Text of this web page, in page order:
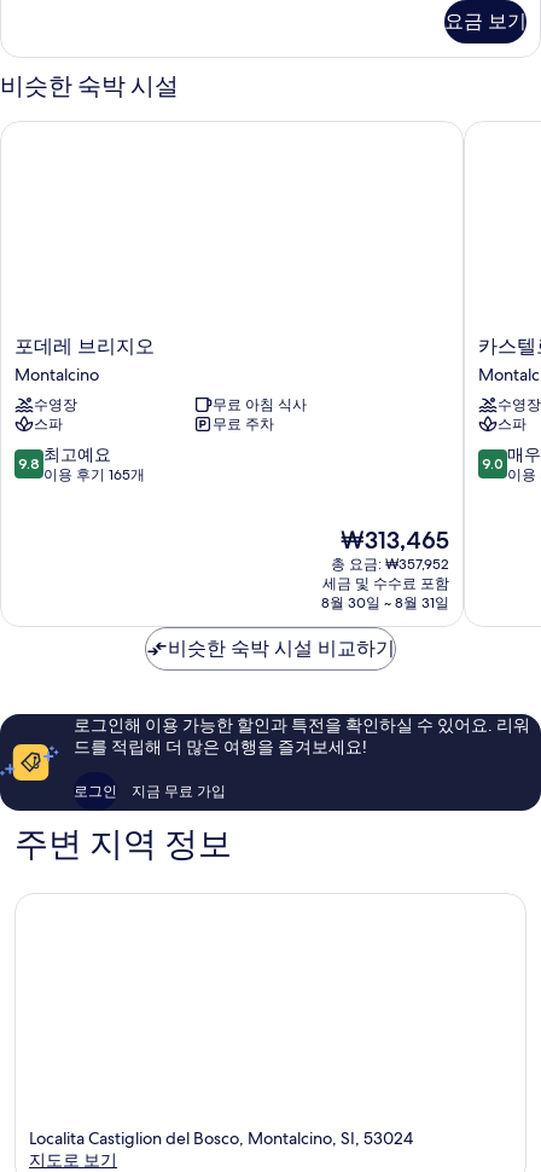
히
기
요금 보기
비슷한 숙박 시설
포
데
레
브
리
지
오
포데레 브리지오
Montalcino
수영장
무료 아침 식사
스파
무료 주차
10
점
고
용
기
165
9.8 최고예요
이용 후기 165개
현
재
요
금
₩313,465
₩313,465
총 요금: ₩357,952
세금 및 수수료 포함
8월 30일 ~ 8월 31일
포데레 브리지오
카
스
텔
로
디
벨
로
스
이
너
카스
수영장
스파
10
점
우
요,
이
9.0 매
이용
카스텔
비슷한 숙박 시설 비교하기
로그인해 이용 가능한 할인과 특전을 확인하실 수 있어요. 리워
드를 적립해 더 많은 여행을 즐겨보세요!
로그인 지금 무료 가입
주변 지역 정보
Localita Castiglion del Bosco, Montalcino, SI, 53024
지도로 보기